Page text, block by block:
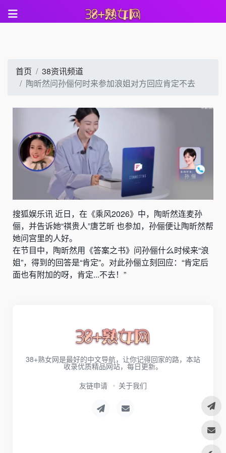
首页
38资讯频道
陶昕然问孙俪何时来参加浪姐对方回应肯定不去
搜狐娱乐讯 近日，在《乘风2026》中，陶昕然连麦孙
俪，并告诉她“祺贵人”唐艺昕 也参加，孙俪便让陶昕然帮
她问宫里的人好。
在节目中，陶昕然用《答案之书》问孙俪什么时候来“浪
姐”，得到的回答是“肯定”。对此孙俪立刻回应：“肯定后
面也有附加的呀，肯定...不去！”
38+熟女网是最好的中文导航，让你记得回家的路，本站
收录优质精品网站，每日更新。
友链申请
关于我们